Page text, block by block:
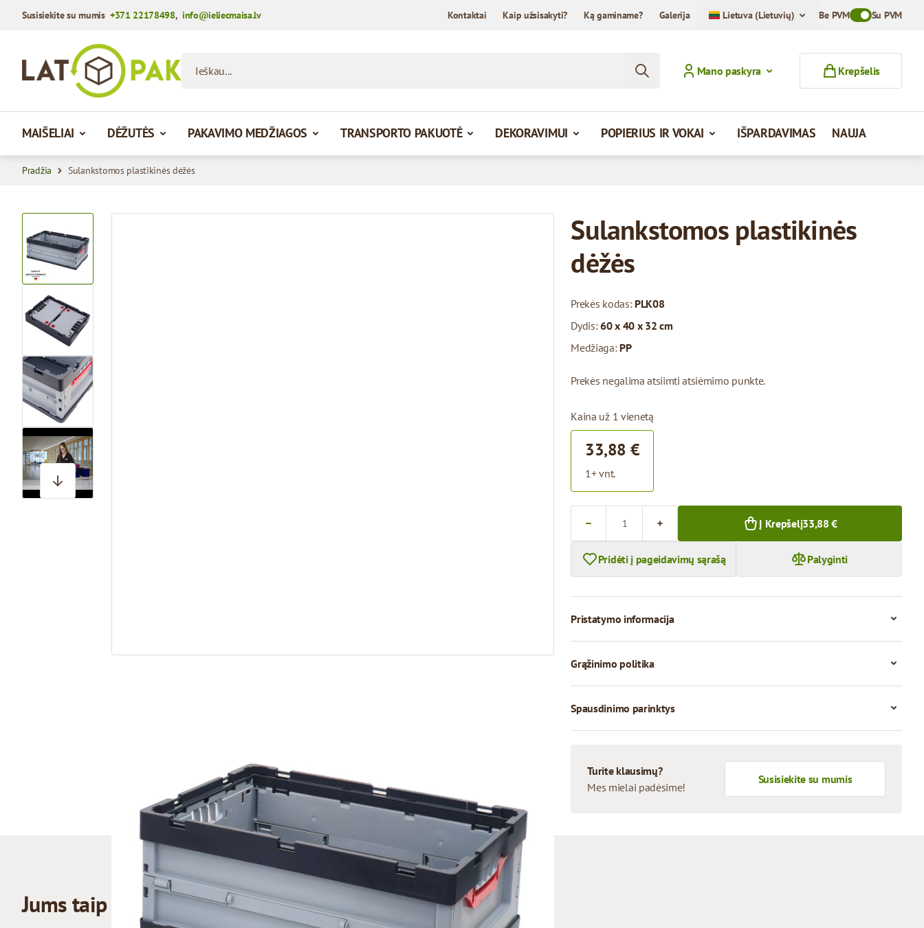
Susisiekite su mumis +371 22178498, info@ieliecmaisa.lv Kontaktai Kaip užsisakyti? Ką gaminame? Galerija Lietuva (Lietuvių) Be PVMToggle VAT
Su PVM
Mano paskyra Krepšelis
MAIŠELIAI DĖŽUTĖS PAKAVIMO MEDŽIAGOS TRANSPORTO PAKUOTĖ DEKORAVIMUI POPIERIUS IR VOKAI IŠPARDAVIMAS NAUJA
Pradžia Sulankstomos plastikinės dėžės
View larger image
View larger image
Sulankstomos plastikinės
dėžės
Prekės kodas: PLK08
Dydis:60 x 40 x 32 cm
Medžiaga: PP
Prekės negalima atsiimti atsiėmimo punkte.
Kaina už 1 vienetą
33,88 €
1+ vnt.
Į Krepšelį33,88 €
Pridėti į pageidavimų sąrašą Palyginti
Pristatymo informacija
Grąžinimo politika
Spausdinimo parinktys
Turite klausimų?
Mes mielai padėsime!
Susisiekite su mumis
Jums taip pat gali patikti